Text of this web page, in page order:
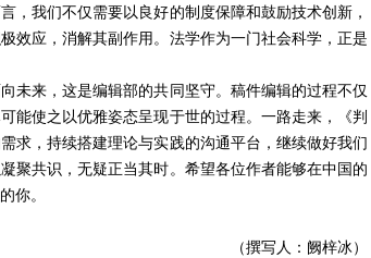
，我们不仅需要以良好的制度保障和鼓励技术创新，
效应，消解其副作用。法学作为一门社会科学，正是
未来，这是编辑部的共同坚守。稿件编辑的过程不仅
能使之以优雅姿态呈现于世的过程。一路走来，《判
求，持续搭建理论与实践的沟通平台，继续做好我们
聚共识，无疑正当其时。希望各位作者能够在中国的
你。
（撰写人：阙梓冰）